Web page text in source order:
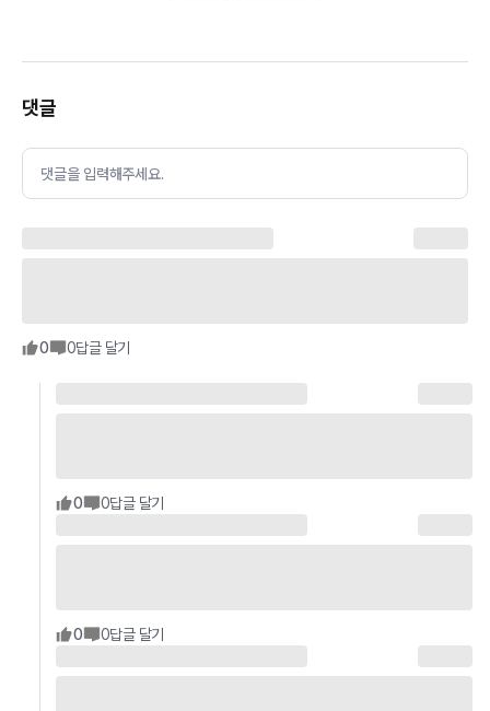
댓글
댓글을 입력해주세요.
0 0답글 달기
0 0답글 달기
0 0답글 달기